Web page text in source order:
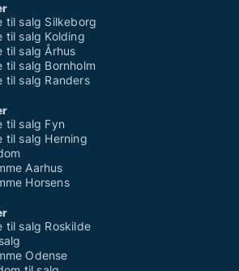
til salg Silkeborg
til salg Kolding
til salg Århus
til salg Bornholm
til salg Randers
til salg Fyn
til salg Herning
Aarhus
Horsens
til salg Roskilde
Odense